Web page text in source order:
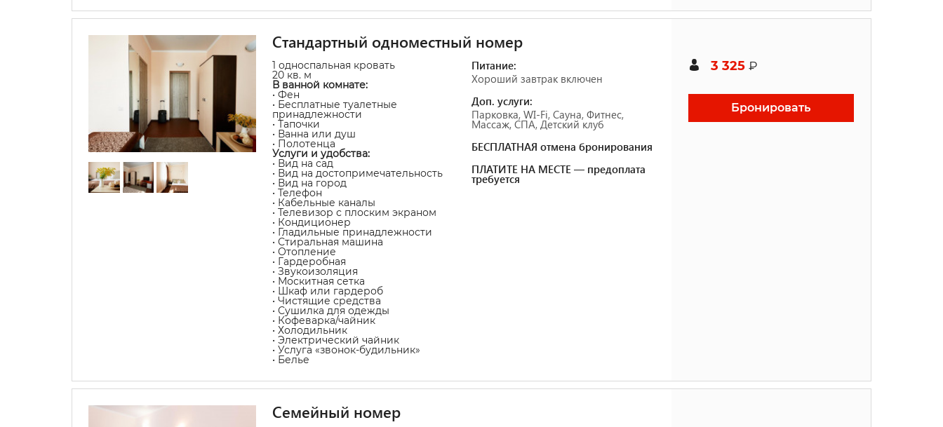
Стандартный одноместный номер
1 односпальная кровать
20 кв. м
В ванной комнате:
• Фен
• Бесплатные туалетные
принадлежности
• Тапочки
• Ванна или душ
• Полотенца
Услуги и удобства:
• Вид на сад
• Вид на достопримечательность
• Вид на город
• Телефон
• Кабельные каналы
• Телевизор с плоским экраном
• Кондиционер
• Гладильные принадлежности
• Стиральная машина
• Отопление
• Гардеробная
• Звукоизоляция
• Москитная сетка
• Шкаф или гардероб
• Чистящие средства
• Сушилка для одежды
• Кофеварка/чайник
• Холодильник
• Электрический чайник
• Услуга «звонок-будильник»
• Белье
Питание:
Хороший завтрак включен
Доп. услуги:
Парковка, WI-Fi, Сауна, Фитнес,
Массаж, СПА, Детский клуб
БЕСПЛАТНАЯ отмена бронирования
ПЛАТИТЕ НА МЕСТЕ — предоплата
требуется
3 325 ₽
Бронировать
Семейный номер